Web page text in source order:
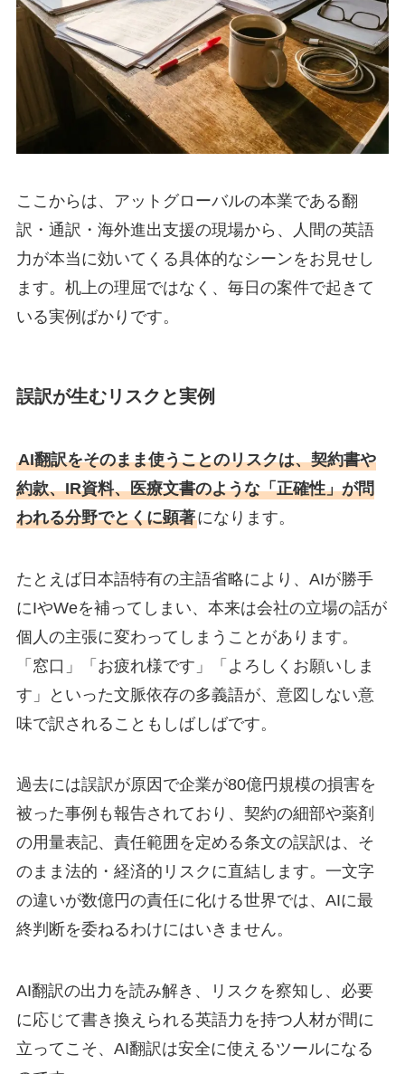
ここからは、アットグローバルの本業である翻
訳・通訳・海外進出支援の現場から、人間の英語
力が本当に効いてくる具体的なシーンをお見せし
ます。机上の理屈ではなく、毎日の案件で起きて
いる実例ばかりです。
誤訳が生むリスクと実例
AI翻訳をそのまま使うことのリスクは、契約書や
約款、IR資料、医療文書のような「正確性」が問
われる分野でとくに顕著になります。
たとえば日本語特有の主語省略により、AIが勝手
にIやWeを補ってしまい、本来は会社の立場の話が
個人の主張に変わってしまうことがあります。
「窓口」「お疲れ様です」「よろしくお願いしま
す」といった文脈依存の多義語が、意図しない意
味で訳されることもしばしばです。
過去には誤訳が原因で企業が80億円規模の損害を
被った事例も報告されており、契約の細部や薬剤
の用量表記、責任範囲を定める条文の誤訳は、そ
のまま法的・経済的リスクに直結します。一文字
の違いが数億円の責任に化ける世界では、AIに最
終判断を委ねるわけにはいきません。
AI翻訳の出力を読み解き、リスクを察知し、必要
に応じて書き換えられる英語力を持つ人材が間に
立ってこそ、AI翻訳は安全に使えるツールになる